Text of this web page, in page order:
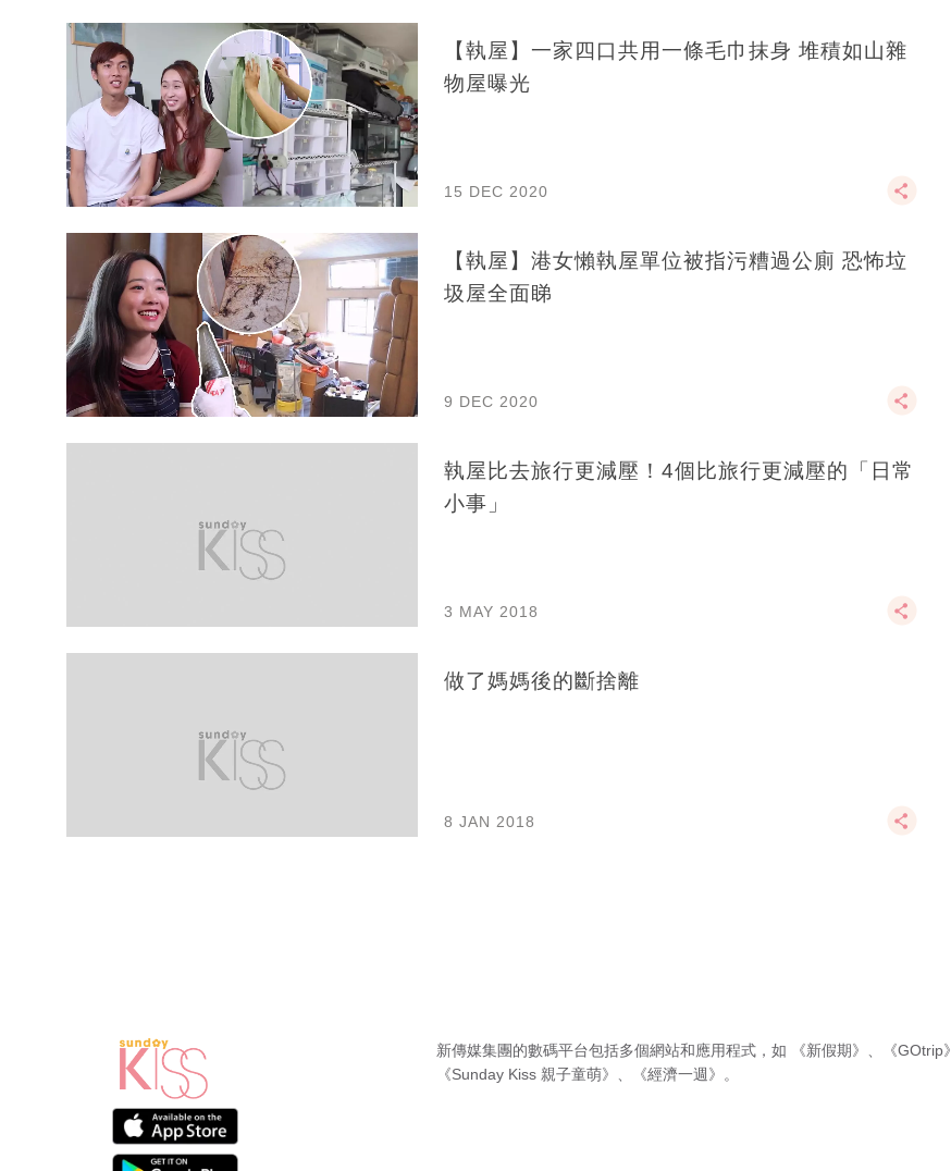
【執屋】一家四口共用一條毛巾抹身 堆積如山雜
物屋曝光
15 DEC 2020
【執屋】港女懶執屋單位被指污糟過公廁 恐怖垃
圾屋全面睇
9 DEC 2020
執屋比去旅行更減壓！4個比旅行更減壓的「日常
小事」
3 MAY 2018
做了媽媽後的斷捨離
8 JAN 2018
新傳媒集團的數碼平台包括多個網站和應用程式，如 《新假期》 《GOtrip》
《Sunday Kiss 親子童萌》
《經濟一週》 。